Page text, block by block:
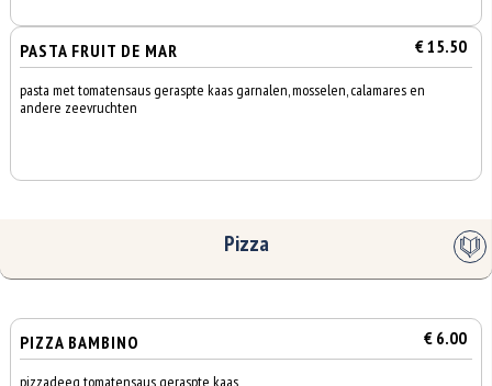
PASTA FRUIT DE MAR € 15.50
pasta met tomatensaus geraspte kaas garnalen, mosselen, calamares en
andere zeevruchten
Pizza
PIZZA BAMBINO € 6.00
pizzadeeg tomatensaus geraspte kaas